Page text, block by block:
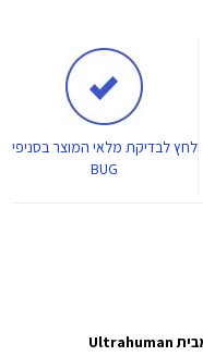
לחץלבדיקת מלאי המוצר בסניפי
BUG